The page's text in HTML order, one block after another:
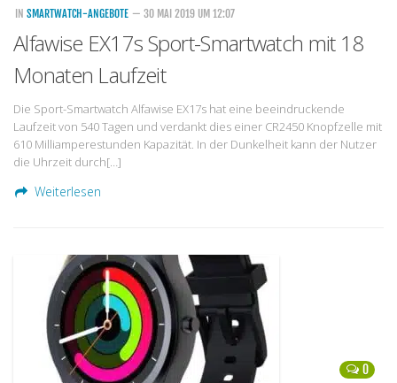
IN SMARTWATCH-ANGEBOTE — 30 MAI 2019 UM 12:07
Alfawise EX17s Sport-Smartwatch mit 18
Monaten Laufzeit
Die Sport-Smartwatch Alfawise EX17s hat eine beeindruckende
Laufzeit von 540 Tagen und verdankt dies einer CR2450 Knopfzelle mit
610 Milliamperestunden Kapazität. In der Dunkelheit kann der Nutzer
die Uhrzeit durch[…]
Weiterlesen
0